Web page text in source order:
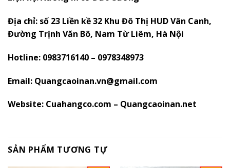
Địa chỉ: số 23 Liền kề 32 Khu Đô Thị HUD Vân Canh,
Đường Trịnh Văn Bô, Nam Từ Liêm, Hà Nội
Hotline: 0983716140 – 0978348973
Email: Quangcaoinan.vn@gmail.com
Website: Cuahangco.com – Quangcaoinan.net
SẢN PHẨM TƯƠNG TỰ